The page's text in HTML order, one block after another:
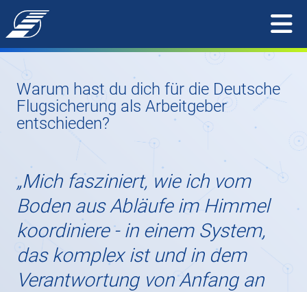
Warum hast du dich für die Deutsche
Flugsicherung als Arbeitgeber
entschieden?
„Mich fasziniert, wie ich vom
Boden aus Abläufe im Himmel
koordiniere - in einem System,
das komplex ist und in dem
Verantwortung von Anfang an